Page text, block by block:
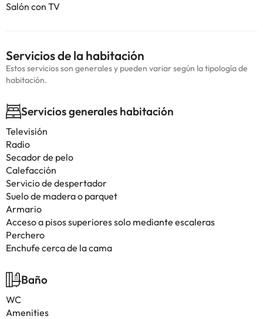
Salón con TV
Servicios de la habitación
Estos servicios son generales y pueden variar según la tipología de
habitación.
Servicios generales habitación
Televisión
Radio
Secador de pelo
Calefacción
Servicio de despertador
Suelo de madera o parquet
Armario
Acceso a pisos superiores solo mediante escaleras
Perchero
Enchufe cerca de la cama
Baño
WC
Amenities